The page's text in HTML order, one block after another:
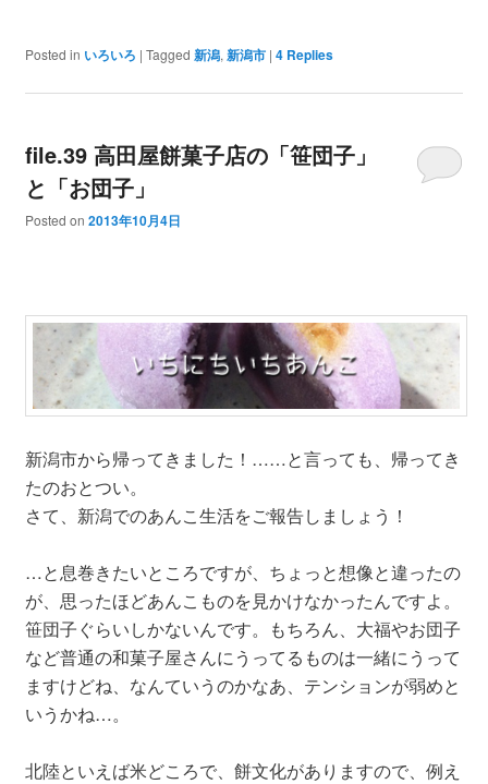
Posted in いろいろ | Tagged 新潟, 新潟市 | 4Replies
file.39 高田屋餅菓子店の「笹団子」
と「お団子」
Posted on 2013年10月4日
新潟市から帰ってきました！……と言っても、帰ってき
たのおとつい。
さて、新潟でのあんこ生活をご報告しましょう！
…と息巻きたいところですが、ちょっと想像と違ったの
が、思ったほどあんこものを見かけなかったんですよ。
笹団子ぐらいしかないんです。もちろん、大福やお団子
など普通の和菓子屋さんにうってるものは一緒にうって
ますけどね、なんていうのかなあ、テンションが弱めと
いうかね…。
北陸といえば米どころで、餅文化がありますので、例え